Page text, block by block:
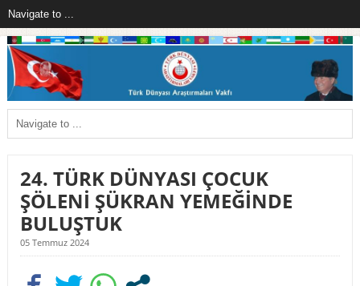
24. TÜRK DÜNYASI ÇOCUK
ŞÖLENİ ŞÜKRAN YEMEĞİNDE
BULUŞTUK
05 Temmuz 2024